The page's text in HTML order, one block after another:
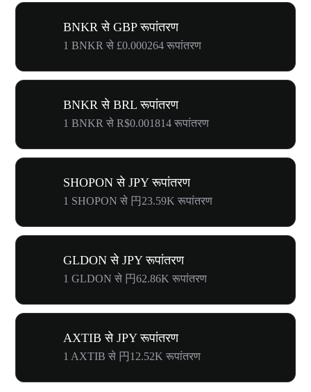
BNKR से GBP रूपांतरण
1 BNKR से £0.000264 रूपांतरण
BNKR से BRL रूपांतरण
1 BNKR से R$0.001814 रूपांतरण
SHOPON से JPY रूपांतरण
1 SHOPON से 円23.59K रूपांतरण
GLDON से JPY रूपांतरण
1 GLDON से 円62.86K रूपांतरण
AXTIB से JPY रूपांतरण
1 AXTIB से 円12.52K रूपांतरण